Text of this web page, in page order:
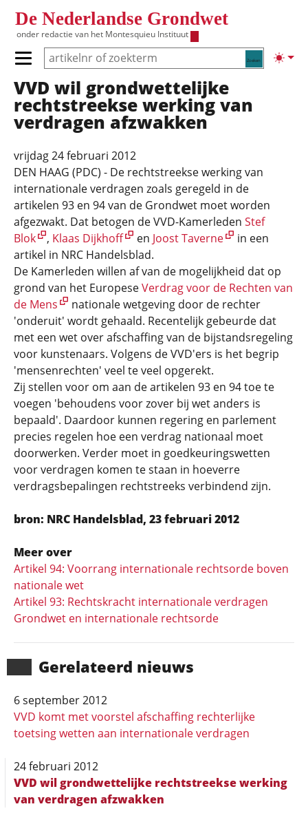
De Nederlandse Grondwet
onder redactie van het Montesquieu Instituut
Zoeken
Primair menu tonen/verbergen
Hoofdnavigatie
Gerela­teerd nieuws
6 september 2012
VVD komt met voorstel afschaffing rechterlijke
toetsing wetten aan internationale verdragen
24 februari 2012
VVD wil grondwettelijke rechtstreekse werking
van verdragen afzwakken
VVD wil grondwettelijke
rechtstreekse werking van
verdragen afzwakken
vrijdag 24 februari 2012
DEN HAAG (PDC) - De rechtstreekse werking van
internationale verdragen zoals geregeld in de
artikelen 93 en 94 van de Grondwet moet worden
afgezwakt. Dat betogen de VVD-Kamerleden Stef
Blok
, Klaas Dijkhoff en Joost Taverne
in een
artikel in NRC Handelsblad.
De Kamerleden willen af van de mogelijkheid dat op
grond van het EuropeseVerdrag voor de Rechten van
de Mens
nationale wetgeving door de rechter
'onderuit' wordt gehaald. Recentelijk gebeurde dat
met een wet over afschaffing van de bijstandsregeling
voor kunstenaars. Volgens de VVD'ers is het begrip
'mensenrechten' veel te veel opgerekt.
Zij stellen voor om aan de artikelen 93 en 94 toe te
voegen 'behoudens voor zover bij wet anders is
bepaald'. Daardoor kunnen regering en parlement
precies regelen hoe een verdrag nationaal moet
doorwerken. Verder moet in goedkeuringswetten
voor verdragen komen te staan in hoeverre
verdragsbepalingen rechtstreeks verbindend zijn.
bron: NRC Handelsblad, 23 februari 2012
Meer over
Artikel 94: Voorrang internationale rechtsorde boven
nationale wet
Artikel 93: Rechtskracht internationale verdragen
Grondwet en internationale rechtsorde